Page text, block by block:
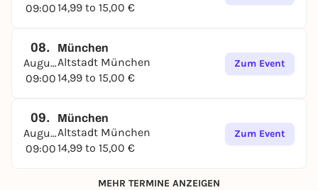
09:0014,99 to 15,00 €
08.
August
09:00
München
Altstadt München
14,99 to 15,00 €
Zum Event
09.
August
09:00
München
Altstadt München
14,99 to 15,00 €
Zum Event
MEHR TERMINE ANZEIGEN